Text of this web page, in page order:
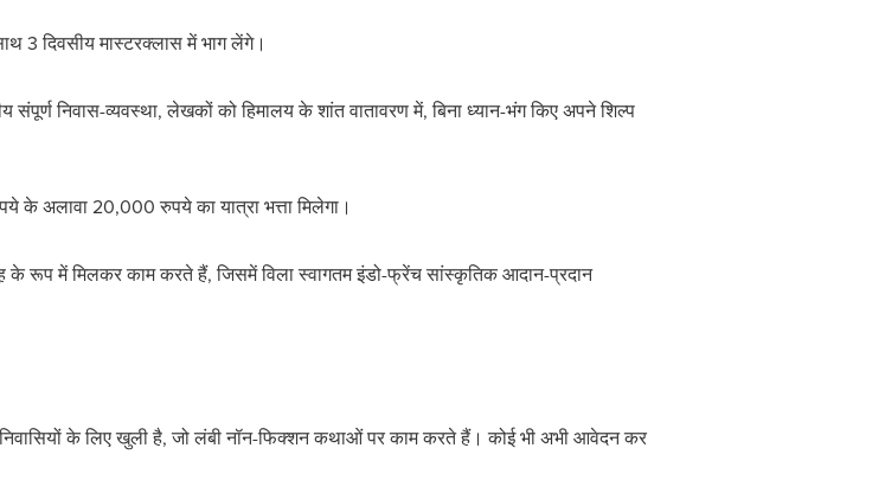
3 दिवसीय मास्टरक्लास में भाग लेंगे।
निवास-व्‍यवस्‍था, लेखकों को हिमालय के शांत वातावरण में, बिना ध्‍यान-भंग किए अपने शिल्प
अलावा 20,000 रुपये का यात्रा भत्ता मिलेगा।
रूप में मिलकर काम करते हैं, जिसमें विला स्वागतम इंडो-फ्रेंच सांस्कृतिक आदान-प्रदान
के लिए खुली है, जो लंबी नॉन-फिक्शन कथाओं पर काम करते हैं। कोई भी अभी आवेदन कर